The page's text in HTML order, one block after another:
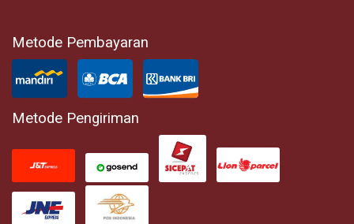
Metode Pembayaran
Metode Pengiriman